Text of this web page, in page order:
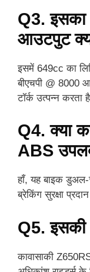
Q3. इसका
आउटपुट
इसमें 649cc का
बीएचपी @ 8000
टॉर्क उत्पन्न करता
Q4. क्या
ABS
हाँ, यह बाइक
ब्रेकिंग सुरक्षा
Q5. इसकी
कावासाकी